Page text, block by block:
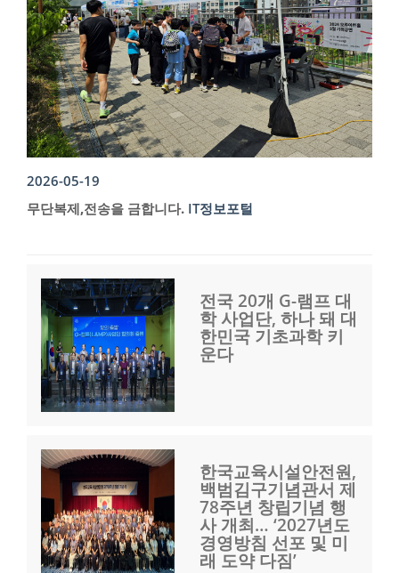
2026-05-19
무단복제,전송을 금합니다. IT정보포털
전국 20개 G-램프 대
학 사업단, 하나 돼 대
한민국 기초과학 키
운다
한국교육시설안전원,
백범김구기념관서 제
78주년 창립기념 행
사 개최… ‘2027년도
경영방침 선포 및 미
래 도약 다짐’